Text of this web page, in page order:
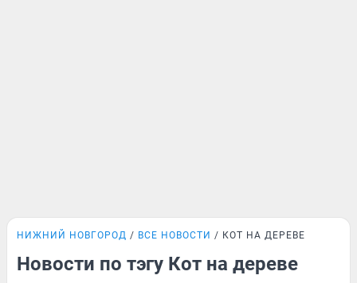
НИЖНИЙ НОВГОРОД ВСЕ НОВОСТИ КОТ НА ДЕРЕВЕ
Новости по тэгу Кот на дереве